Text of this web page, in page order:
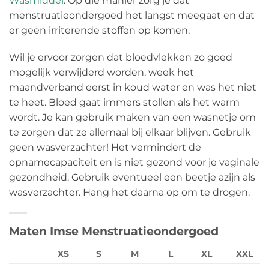
menstruatieondergoed het langst meegaat en dat
er geen irriterende stoffen op komen.
Wil je ervoor zorgen dat bloedvlekken zo goed
mogelijk verwijderd worden, week het
maandverband eerst in koud water en was het niet
te heet. Bloed gaat immers stollen als het warm
wordt. Je kan gebruik maken van een wasnetje om
te zorgen dat ze allemaal bij elkaar blijven. Gebruik
geen wasverzachter! Het vermindert de
opnamecapaciteit en is niet gezond voor je vaginale
gezondheid. Gebruik eventueel een beetje azijn als
wasverzachter. Hang het daarna op om te drogen.
Maten Imse Menstruatieondergoed
XS S M L XL XXL